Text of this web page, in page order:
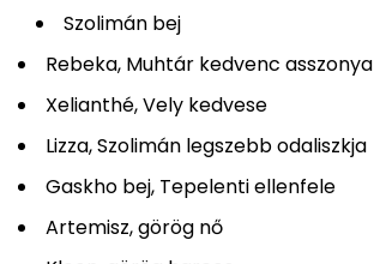
Szolimán bej
Rebeka, Muhtár kedvenc asszonya
Xelianthé, Vely kedvese
Lizza, Szolimán legszebb odaliszkja
Gaskho bej, Tepelenti ellenfele
Artemisz, görög nő